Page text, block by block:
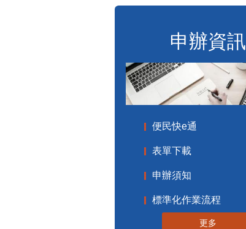
申辦資訊
便民快e通
表單下載
申辦須知
標準化作業流程
更多